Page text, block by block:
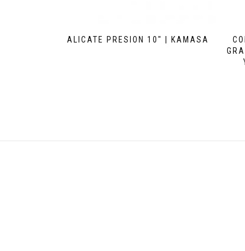
ALICATE PRESION 10″ | KAMASA